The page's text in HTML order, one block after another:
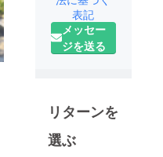
のIQは130以
上。自己探
究をするな
めたやさい
作りは、私
の内側が悦
表記
メッセー
ジを送る
リターンを
選ぶ